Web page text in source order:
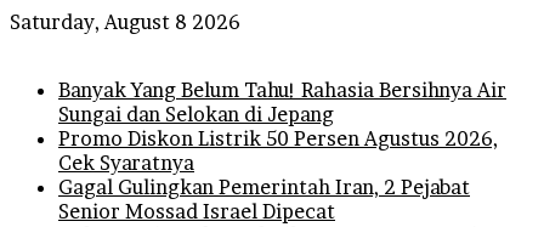
Saturday, August 8 2026
Banyak Yang Belum Tahu! Rahasia Bersihnya Air
Sungai dan Selokan di Jepang
Promo Diskon Listrik 50 Persen Agustus 2026,
Cek Syaratnya
Gagal Gulingkan Pemerintah Iran, 2 Pejabat
Senior Mossad Israel Dipecat